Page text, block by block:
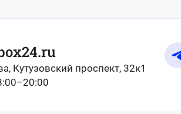
Кутузовский проспект, 32к1